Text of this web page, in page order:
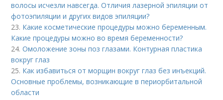
волосы исчезли навсегда. Отличия лазерной эпиляции от
фотоэпиляции и других видов эпиляции?
23. Какие косметические процедуры можно беременным.
Какие процедуры можно во время беременности?
24.Омоложение зоны поз глазами. Контурная пластика
вокруг глаз
25. Как избавиться от морщин вокруг глаз без инъекций.
Основные проблемы, возникающие в периорбитальной
области